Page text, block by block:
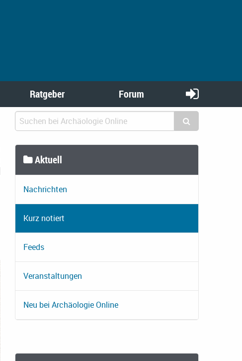
Ratgeber Forum
Aktuell
Nachrichten
Kurz notiert
Feeds
Veranstaltungen
Neu bei Archäologie Online